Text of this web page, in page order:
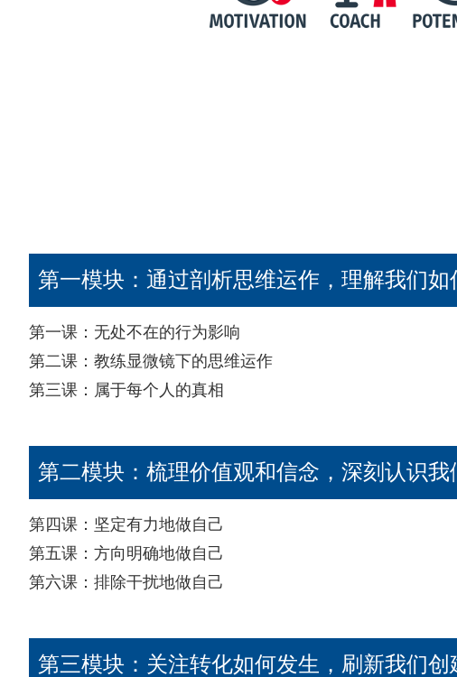
第一模块：通过剖析思维运作，理解我们如
第一课：无处不在的行为影响
第二课：教练显微镜下的思维运作
第三课：属于每个人的真相
第二模块：梳理价值观和信念，深刻认识我
第四课：坚定有力地做自己
第五课：方向明确地做自己
第六课：排除干扰地做自己
第三模块：关注转化如何发生，刷新我们创